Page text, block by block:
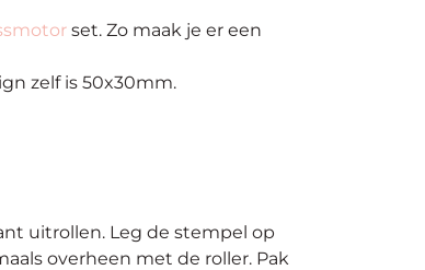
set. Zo maak je er een
zelf is 50x30mm.
uitrollen. Leg de stempel op
overheen met de roller. Pak